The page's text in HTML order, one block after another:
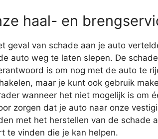
haal- en
geval van schade aan je auto
auto weg te laten slepen. De
is om nog met de auto te
maar je kunt ook gebruik
wanneer het niet mogelijk is om
zorgen dat je auto naar onze
met het herstellen van de schade
te vinden die je kan helpen.